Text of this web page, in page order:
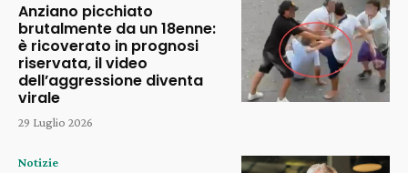
Anziano picchiato
brutalmente da un 18enne:
è ricoverato in prognosi
riservata, il video
dell’aggressione diventa
virale
29 Luglio 2026
Notizie